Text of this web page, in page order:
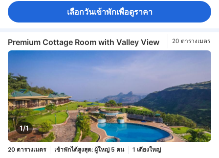
เลือกวันเข้าพักเพื่อดูราคา
Premium Cottage Room with Valley View 20 ตารางเมตร
1/1
20 ตารางเมตร เข้าพักได้สูงสุด: ผู้ใหญ่ 5 คน 1 เตียงใหญ่